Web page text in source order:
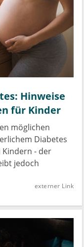
Hinweise
für Kinder
möglichen
Diabetes
- der
jedoch
externer Link